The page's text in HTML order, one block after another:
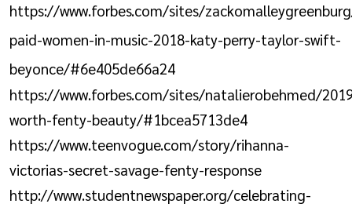
https://www.forbes.com/sites/
paid-women-in-music-2018-katy-perry-taylor-swift-
beyonce/#6e405de66a24
https://www.forbes.com/sites/natalierobehmed/
worth-fenty-beauty/#1bcea5713de4
https://www.teenvogue.com/story/rihanna-
victorias-secret-savage-fenty-response
http://www.studentnewspaper.org/celebrating-